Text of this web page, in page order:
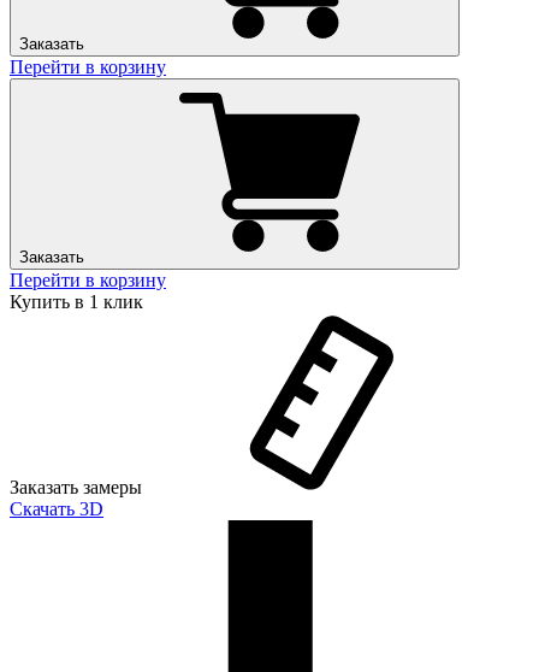
Заказать
Перейти в корзину
Заказать
Перейти в корзину
Купить в 1 клик
Заказать замеры
Скачать 3D